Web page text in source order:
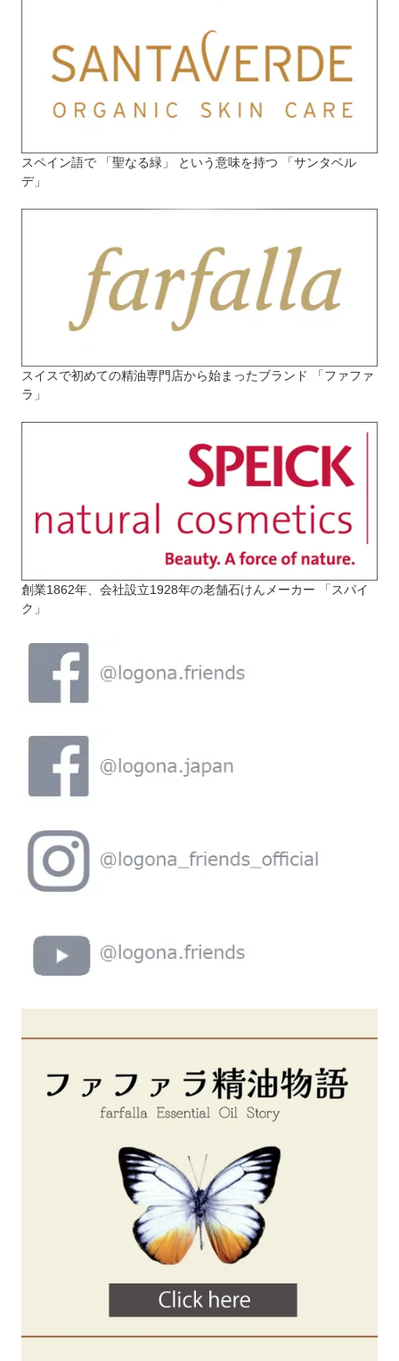
スペイン語で 「聖なる緑」 という意味を持つ 「サンタベル
デ」
スイスで初めての精油専門店から始まったブランド 「ファファ
ラ」
創業1862年、会社設立1928年の老舗石けんメーカー 「スパイ
ク」